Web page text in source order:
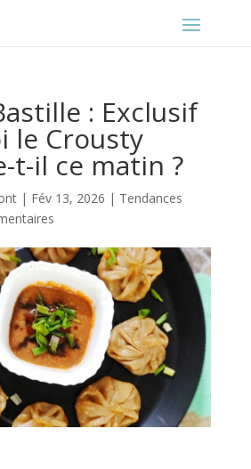
: Exclusif
le Crousty
t-il ce matin ?
| Fév 13, 2026 | Tendances